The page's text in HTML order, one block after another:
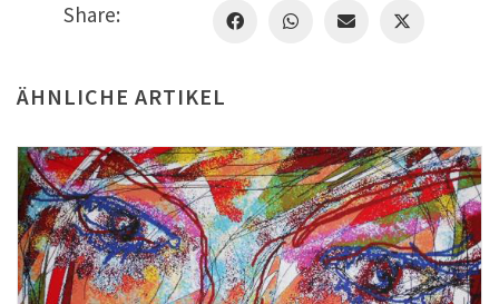
Share:
ÄHNLICHE ARTIKEL